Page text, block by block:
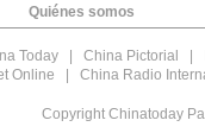
Quiénes somos
Today| China Pictorial |
Online | China Radio
Copyright Chinatoday